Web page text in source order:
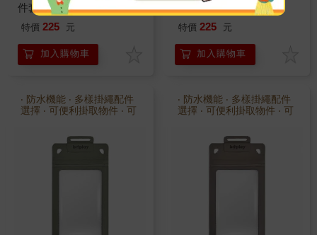
件套-醇厚白
特價 225 元
加入購物車
件套-靈動黃
特價 225 元
加入購物車
‧ 防水機能 ‧ 多樣掛繩配件
選擇 ‧ 可便利掛取物件 ‧ 可
變形 ‧ 霧面質感
‧ 防水機能 ‧ 多樣掛繩配件
選擇 ‧ 可便利掛取物件 ‧ 可
變形 ‧ 霧面質感